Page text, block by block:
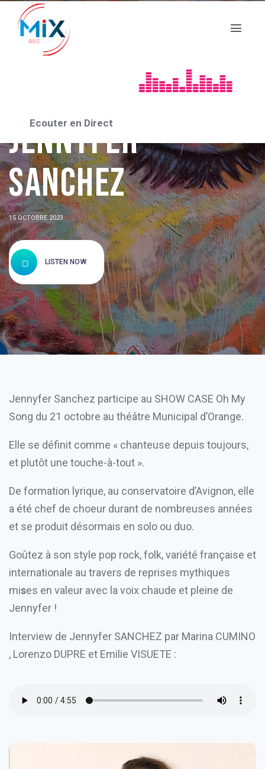
Ecouter en Direct
RENCONTRE AVEC
JENNYFER
SANCHEZ
15 OCTOBRE 2023
LISTEN NOW
Jennyfer Sanchez participe au SHOW CASE Oh My
Song du 21 octobre au théâtre Municipal d’Orange.
Elle se définit comme « chanteuse depuis toujours,
et plutôt une touche-à-tout ».
De formation lyrique, au conservatoire d’Avignon, elle
a été chef de choeur durant de nombreuses années
et se produit désormais en solo ou duo.
Goûtez à son style pop rock, folk, variété française et
internationale au travers de reprises mythiques
mises en valeur avec la voix chaude et pleine de
Jennyfer !
Interview de Jennyfer SANCHEZ par Marina CUMINO
, Lorenzo DUPRE et Emilie VISUETE :